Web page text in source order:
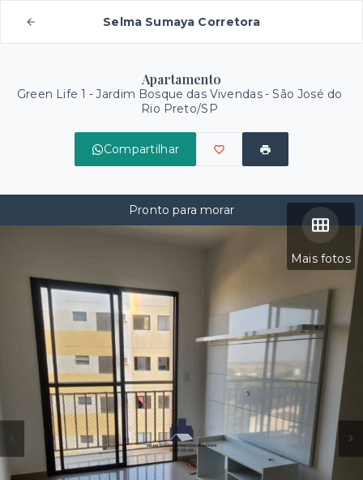
Selma Sumaya Corretora
Apartamento
Green Life 1 -Jardim Bosque das Vivendas - São José do
Rio Preto/SP
Compartilhar
Mais fotos
Pronto para morar